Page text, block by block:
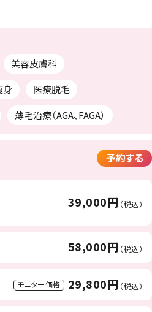
美容皮膚科
身
医療脱毛
薄毛治療（AGA、FAGA）
予約する
39,000円 （税込）
58,000円 （税込）
モニター価格 29,800円 （税込）